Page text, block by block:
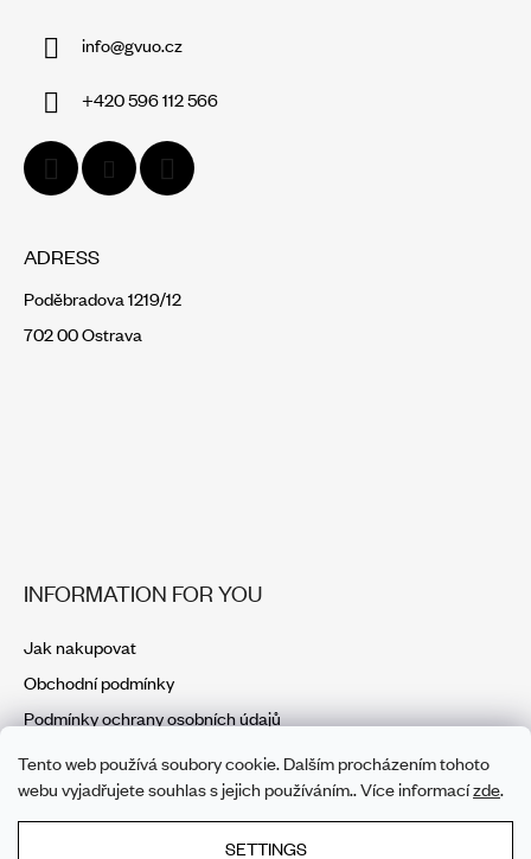
Tento web používá soubory cookie. Dalším procházením tohoto
webu vyjadřujete souhlas s jejich používáním.. Více informacízde.
SETTINGS
info@gvuo.cz
+420 596 112 566
ADRESS
Poděbradova 1219/12
702 00 Ostrava
INFORMATION FOR YOU
Jak nakupovat
Obchodní podmínky
Podmínky ochrany osobních údajů